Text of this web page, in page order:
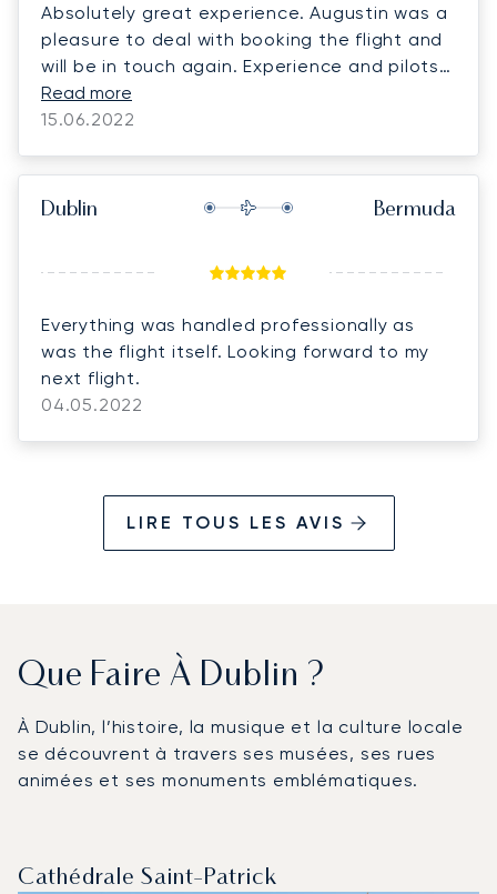
Absolutely great experience. Augustin was a
pleasure to deal with booking the flight and
will be in touch again. Experience and pilots
excellent. Will definitely be recommending
Luna jets.
Read more
15.06.2022
Dublin Bermuda
Everything was handled professionally as
was the flight itself. Looking forward to my
next flight.
04.05.2022
LIRE TOUS LES AVIS
Que Faire À Dublin ?
À Dublin, l’histoire, la musique et la culture locale
se découvrent à travers ses musées, ses rues
animées et ses monuments emblématiques.
Cathédrale Saint-Patrick